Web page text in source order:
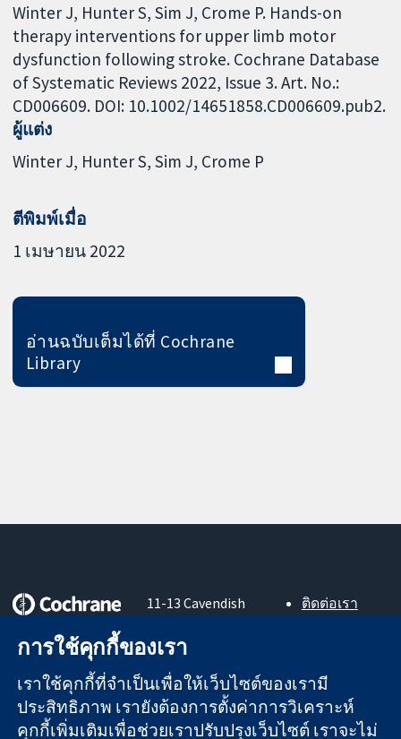
Winter J, Hunter S, Sim J, Crome P. Hands-on
therapy interventions for upper limb motor
dysfunction following stroke. Cochrane Database
of Systematic Reviews 2022, Issue 3. Art. No.:
CD006609. DOI: 10.1002/14651858.CD006609.pub2.
ผู้แต่ง
Winter J Hunter S Sim J Crome P
ตีพิมพ์เมื่อ
1 เมษายน 2022
อ่านฉบับเต็มได้ที่ Cochrane
Library
หลักฐานที่เชื่อถือ
ได้
สู่การตัดสินใจ
อย่างมีข้อมูล
เพื่อสุขภาพที่ดีขึ้น
11-13 Cavendish
London
United Kingdom
ติดต่อเรา
About us
ตำแหน่งงาน
Cochrane
การใช้คุกกี้ของเรา
เราใช้คุกกี้ที่จำเป็นเพื่อให้เว็บไซต์ของเรามี
ประสิทธิภาพ เรายังต้องการตั้งค่าการวิเคราะห์
คุกกี้เพิ่มเติมเพื่อช่วยเราปรับปรุงเว็บไซต์ เราจะไม่